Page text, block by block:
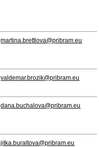
martina.brettlova@pribram.eu
valdemar.brozik@pribram.eu
dana.buchalova@pribram.eu
jitka.buraltova@pribram.eu